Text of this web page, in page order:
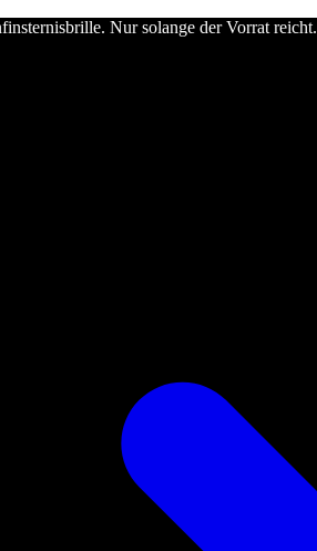
Nur solange der Vorrat reicht.